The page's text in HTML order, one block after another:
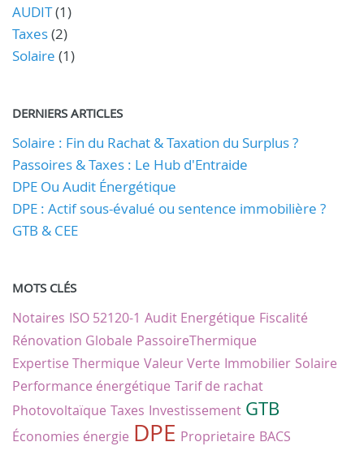
AUDIT(1)
Taxes(2)
Solaire (1)
DERNIERS ARTICLES
Solaire : Fin du Rachat & Taxation du Surplus ?
Passoires & Taxes : Le Hub d'Entraide
DPE Ou Audit Énergétique
DPE : Actif sous-évalué ou sentence immobilière ?
GTB & CEE
MOTS CLÉS
Notaires ISO 52120-1 Audit Energétique Fiscalité
Rénovation Globale PassoireThermique
Expertise Thermique Valeur Verte Immobilier Solaire
Performance énergétique Tarif de rachat
Photovoltaïque Taxes Investissement GTB
Économies énergie DPE Proprietaire BACS